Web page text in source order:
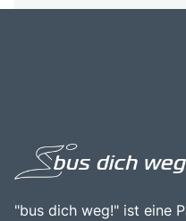
"bus dich weg!" ist eine